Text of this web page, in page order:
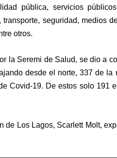
pública, servicios
seguridad, medios
otros.
la Seremi de Salud, se dio a
desde el norte, 337 de la
Covid-19. De estos solo 191
de Los Lagos, Scarlett Molt,